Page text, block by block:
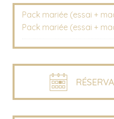
Pack mariée (essai +
Pack mariée (essai +